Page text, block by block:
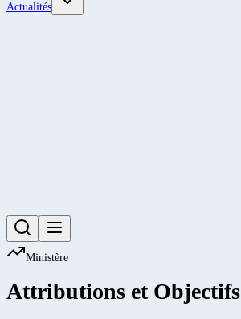
Actualités
Ministère
Attributions et Objectifs